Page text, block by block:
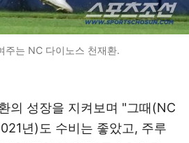
주는 NC 다이노스 천재환.
의 성장을 지켜보며 "그때(NC
년)도 수비는 좋았고, 주루